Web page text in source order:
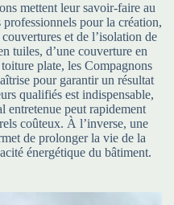
mettent leur savoir-faire au
pour la création,
et de l’isolation de
tuiles, d’une couverture en
plate, les Compagnons
pour garantir un résultat
qualifiés est indispensable,
entretenue peut rapidement
coûteux. À l’inverse, une
de prolonger la vie de la
énergétique du bâtiment.